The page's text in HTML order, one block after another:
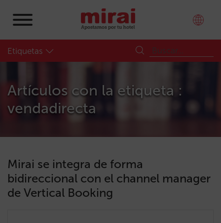
Etiquetas
Artículos con la etiqueta :
vendadirecta
Mirai se integra de forma
bidireccional con el channel manager
de Vertical Booking